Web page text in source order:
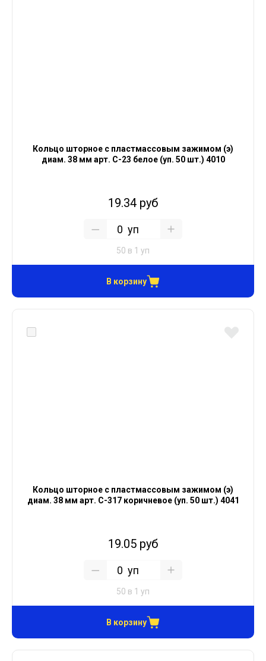
Кольцо шторное с пластмассовым зажимом (э)
диам. 38 мм арт. С-23 белое (уп. 50 шт.) 4010
19.34 руб
уп
50 в 1 уп
В корзину
Кольцо шторное с пластмассовым зажимом (э)
диам. 38 мм арт. С-317 коричневое (уп. 50 шт.) 4041
19.05 руб
уп
50 в 1 уп
В корзину